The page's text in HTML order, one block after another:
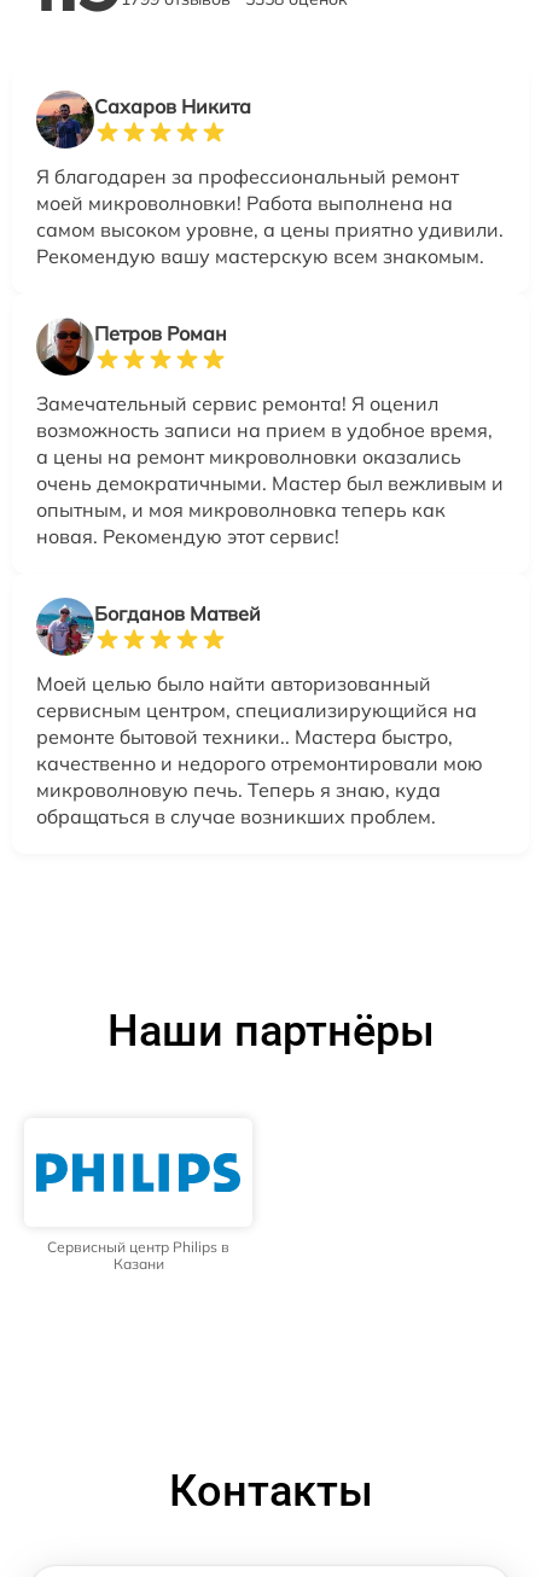
Сахаров Никита
Я благодарен за профессиональный ремонт
моей микроволновки! Работа выполнена на
самом высоком уровне, а цены приятно удивили.
Рекомендую вашу мастерскую всем знакомым.
Петров Роман
Замечательный сервис ремонта! Я оценил
возможность записи на прием в удобное время,
а цены на ремонт микроволновки оказались
очень демократичными. Мастер был вежливым и
опытным, и моя микроволновка теперь как
новая. Рекомендую этот сервис!
Богданов Матвей
Моей целью было найти авторизованный
сервисным центром, специализирующийся на
ремонте бытовой техники.. Мастера быстро,
качественно и недорого отремонтировали мою
микроволновую печь. Теперь я знаю, куда
обращаться в случае возникших проблем.
Наши партнёры
Сервисный центр Philips в
Казани
Контакты